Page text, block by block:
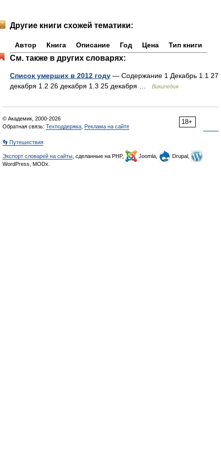
Другие книги схожей тематики:
Автор Книга Описание Год Цена Тип книги
См. также в других словарях:
Список умерших в 2012 году — Содержание 1 Декабрь 1.1 27
декабря 1.2 26 декабря 1.3 25 декабря …
Википедия
18+
© Академик, 2000-2026
Обратная связь: Техподдержка Реклама на сайте
👣 Путешествия
Экспорт словарей на сайты , сделанные на PHP, Joomla,
Drupal,
WordPress, MODx.